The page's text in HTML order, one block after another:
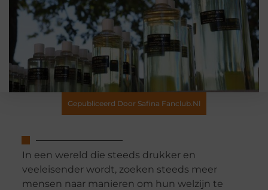
Gepubliceerd Door Safina Fanclub.nl
In een wereld die steeds drukker en
veeleisender wordt, zoeken steeds meer
mensen naar manieren om hun welzijn te